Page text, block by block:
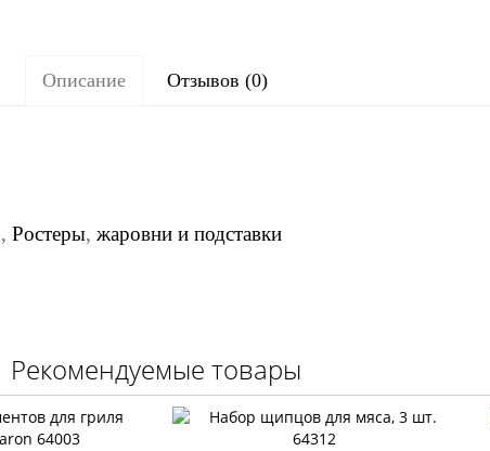
Описание Отзывов (0)
, Ростеры, жаровни и подставки
Рекомендуемые товары